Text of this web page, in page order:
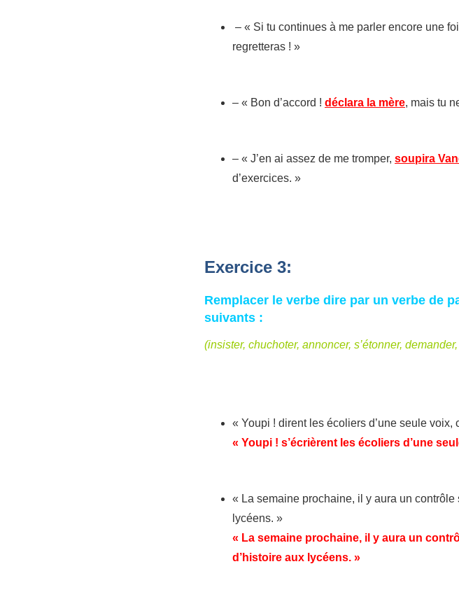
– « Si tu continues à me parler encore une
regretteras ! »
– « Bon d’accord ! déclara la mère, mais tu
– « J’en ai assez de me tromper, soupira
d’exercices. »
Exercice 3:
Remplacer le verbe dire par un verbe de
suivants :
(insister, chuchoter, annoncer, s’étonner, demander,
« Youpi ! dirent les écoliers d’une seule voix,
« Youpi ! s’écrièrent les écoliers d’une
« La semaine prochaine, il y aura un
lycéens. »
« La semaine prochaine, il y aura un
d’histoire aux lycéens. »